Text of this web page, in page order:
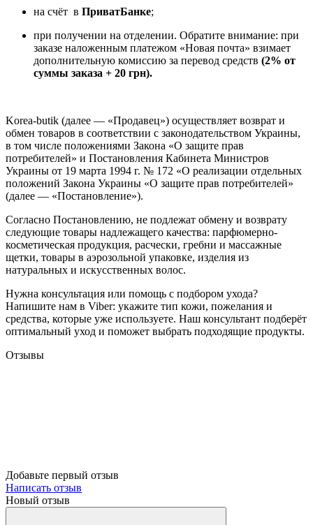
на счёт в ПриватБанке;
при получении на отделении. Обратите внимание: при
заказе наложенным платежом «Новая почта» взимает
дополнительную комиссию за перевод средств (2% от
суммы заказа + 20 грн).
Korea-butik (далее — «Продавец») осуществляет возврат и
обмен товаров в соответствии с законодательством Украины,
в том числе положениями Закона «О защите прав
потребителей» и Постановления Кабинета Министров
Украины от 19 марта 1994 г. № 172 «О реализации отдельных
положений Закона Украины «О защите прав потребителей»
(далее — «Постановление»).
Согласно Постановлению, не подлежат обмену и возврату
следующие товары надлежащего качества: парфюмерно-
косметическая продукция, расчески, гребни и массажные
щетки, товары в аэрозольной упаковке, изделия из
натуральных и искусственных волос.
Нужна консультация или помощь с подбором ухода?
Напишите нам в Viber: укажите тип кожи, пожелания и
средства, которые уже используете. Наш консультант подберёт
оптимальный уход и поможет выбрать подходящие продукты.
Отзывы
Добавьте первый отзыв
Написать отзыв
Новый отзыв